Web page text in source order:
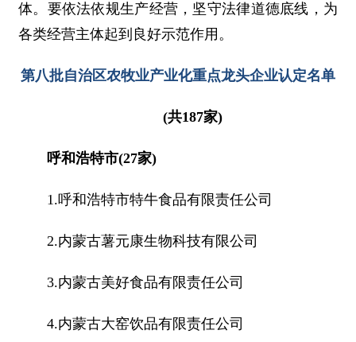
体。要依法依规生产经营，坚守法律道德底线，为
各类经营主体起到良好示范作用。
第八批自治区农牧业产业化重点龙头企业认定名单
(共187家)
呼和浩特市(27家)
1.呼和浩特市特牛食品有限责任公司
2.内蒙古薯元康生物科技有限公司
3.内蒙古美好食品有限责任公司
4.内蒙古大窑饮品有限责任公司